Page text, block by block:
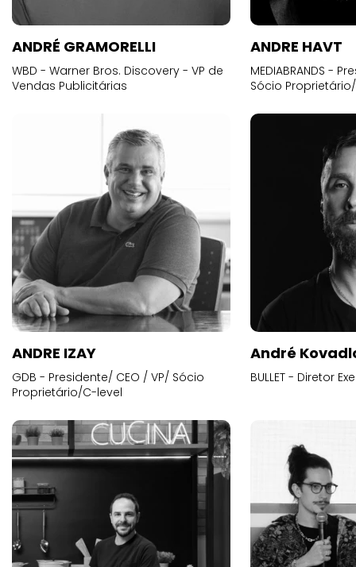
ANDRÉ GRAMORELLI
WBD - Warner Bros. Discovery - VP de
Vendas Publicitárias
ANDRE HAVT
MEDIABRANDS -
Sócio
ANDRE IZAY
GDB - Presidente/ CEO / VP/ Sócio
Proprietário/C-level
André
BULLET - Diretor